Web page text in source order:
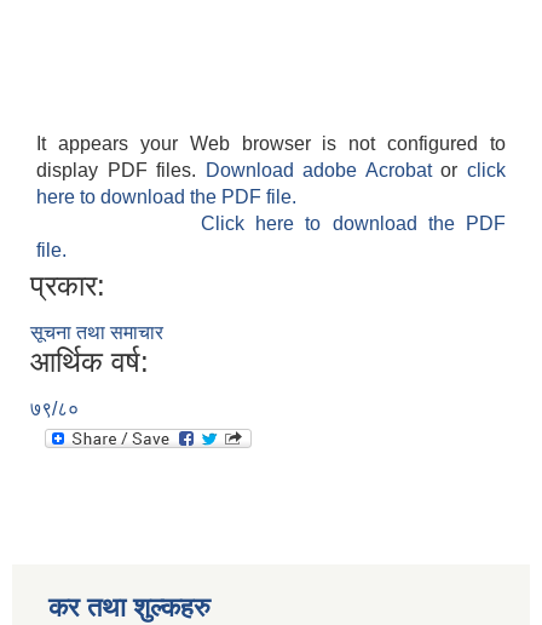
It appears your Web browser is not configured to
display PDF files.
Download adobe Acrobatorclick
here to download the PDF file.
Click here to download the PDF
file.
प्रकार:
सूचना तथा समाचार
आर्थिक वर्ष:
७९/८०
कर तथा शुल्कहरु